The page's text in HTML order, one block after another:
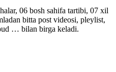
06 bosh sahifa tartibi, 07 xil
bitta post videosi, pleylist,
… bilan birga keladi.